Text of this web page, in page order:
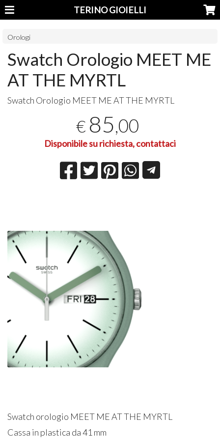
TERINO GIOIELLI
Orologi
Swatch Orologio MEET ME
AT THE MYRTL
Swatch Orologio MEET ME ATTHE MYRTL
€ 85,00
Disponibile su richiesta, contattaci
Swatch orologio MEET ME AT THE MYRTL
Cassa in plastica da 41 mm